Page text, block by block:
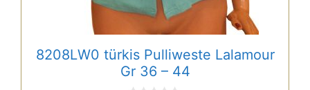
8208LW0 türkis Pulliweste Lalamour
Gr 36 – 44